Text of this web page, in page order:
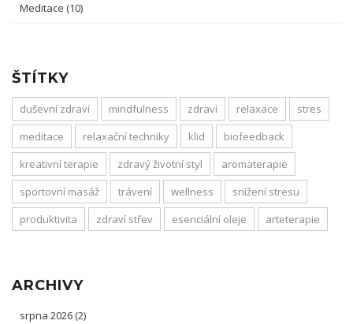
Meditace (10)
ŠTÍTKY
duševní zdraví mindfulness zdraví relaxace
stres
meditace
relaxační techniky klid
biofeedback
kreativní terapie
zdravý životní styl
aromaterapie
sportovní masáž
trávení wellness
snížení stresu
produktivita
zdraví střev esenciální oleje arteterapie
ARCHIVY
srpna 2026 (2)